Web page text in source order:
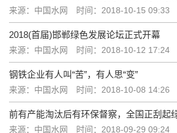
来源：中国水网 时间：2018-10-15 09:33
2018(首届)邯郸绿色发展论坛正式开幕
来源：中国水网 时间：2018-10-12 17:24
钢铁企业有人叫“苦”，有人思“变”
来源：中国水网 时间：2018-10-08 14:26
前有产能淘汰后有环保督察，全国正刮起
来源：中国水网 时间：2018-09-29 09:24